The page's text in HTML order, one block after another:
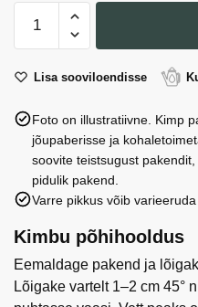
#11:
21.0
D
11.0
kogus
Lisa sooviloendisse
Foto on illustratiivne. Kimp
jõupaberisse ja
soovite teistsugust
pidulik pakend.
Varre pikkus võib
Kimbu põhihooldus
Eemaldage pakend ja
Lõigake vartelt 1–2 cm 45°